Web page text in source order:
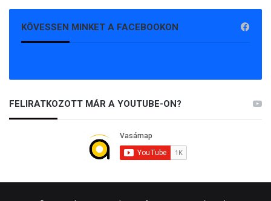
KÖVESSEN MINKET A FACEBOOKON
FELIRATKOZOTT MÁR A YOUTUBE-ON?